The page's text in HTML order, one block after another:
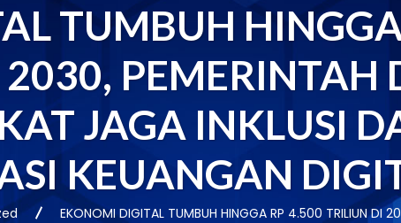
TUMBUH
PEMERINTAH
JAGA INKLUSI
KEUANGAN
EKONOMI DIGITAL TUMBUH HINGGA RP 4.500 TRILIUN DI